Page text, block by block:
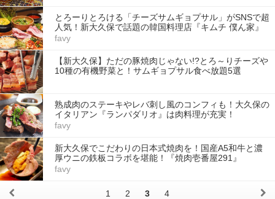
とろーりとろける「チーズサムギョプサル」がSNSで超
人気！新大久保で話題の韓国料理店『キムチ 僕ん家』
favy
【新大久保】ただの豚焼肉じゃない!?とろ～りチーズや
10種の有機野菜と！サムギョプサル食べ放題5選
熟成肉のステーキやレバ刺し風のコンフィも！大久保の
イタリアン『ランパダリオ』は肉料理が充実！
favy
新大久保でこだわりの日本式焼肉を！国産A5和牛と濃
厚ウニの鉄板コラボを堪能！『焼肉壱番屋291』
favy
1 2 3 4